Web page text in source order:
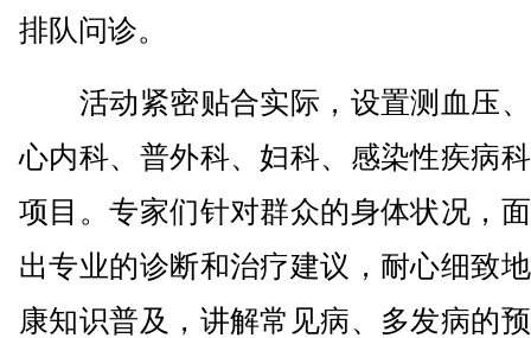
排队问诊。
活动紧密贴合实际，设置测血压
心内科、普外科、妇科、感染性疾病
项目。专家们针对群众的身体状况，
出专业的诊断和治疗建议，耐心细致
康知识普及，讲解常见病、多发病的